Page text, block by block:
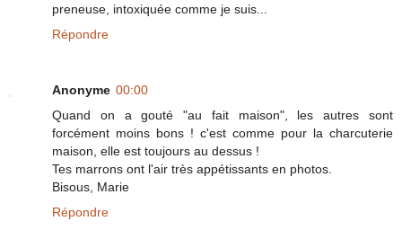
preneuse, intoxiquée comme je suis...
Répondre
Anonyme 00:00
Quand on a gouté "au fait maison", les autres sont
forcément moins bons ! c'est comme pour la charcuterie
maison, elle est toujours au dessus !
Tes marrons ont l'air très appétissants en photos.
Bisous, Marie
Répondre